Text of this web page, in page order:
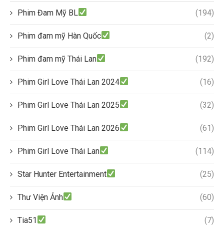
Phim Đam Mỹ BL (194)
Phim đam mỹ Hàn Quốc (2)
Phim đam mỹ Thái Lan (192)
Phim Girl Love Thái Lan 2024 (16)
Phim Girl Love Thái Lan 2025 (32)
Phim Girl Love Thái Lan 2026 (61)
Phim Girl Love Thái Lan (114)
Star Hunter Entertainment (25)
Thư Viện Ảnh (60)
Tia51 (7)